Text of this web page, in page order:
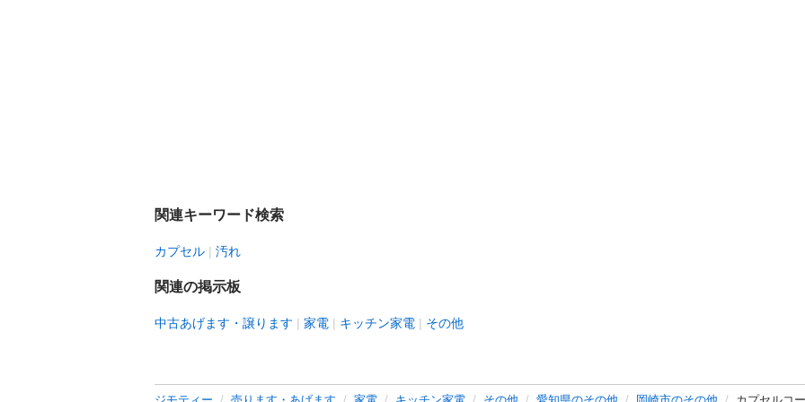
関連キーワード検索
カプセル 汚れ
関連の掲示板
中古あげます・譲ります 家電 キッチン家電 その他